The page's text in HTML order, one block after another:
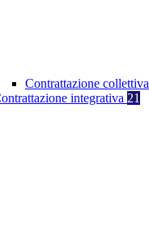
Contrattazione collettiva
integrativa 21